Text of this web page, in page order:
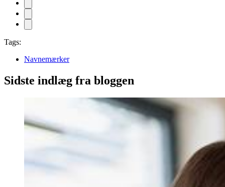
Tags:
Navnemærker
Sidste indlæg fra bloggen